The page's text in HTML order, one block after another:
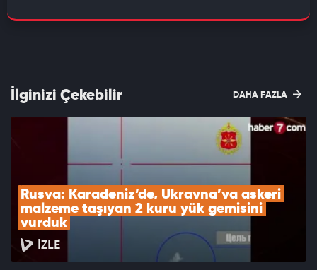
İlginizi Çekebilir DAHA FAZLA
Rusya: Karadeniz’de, Ukrayna’ya askeri
malzeme taşıyan 2 kuru yük gemisini
vurduk
İZLE